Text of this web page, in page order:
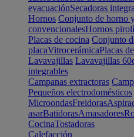
evacuaciónSecadoras
Hornos Conjunto de horno
convencionalesHornos
Placas de cocina Conjunto
placaVitrocerámicaPlacas
Lavavajillas Lavavajillas
integrables
Campanas extractoras
Pequeños electrodomésticos
MicroondasFreidoras
asarBatidorasAmasadores
CocinaTostadoras
Calefacción